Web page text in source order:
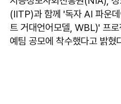
(IITP)과 함께 '독자 AI 파운
트 거대언어모델, WBL)' 프
예팀 공모에 착수했다고 밝혔